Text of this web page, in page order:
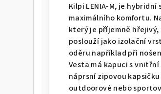
Kilpi LENIA-M, je
maximálního komfortu.
který je příjemně
poslouží jako izolační
oděru například při
Vesta má kapuci s
náprsní zipovou
outdoorové nebo